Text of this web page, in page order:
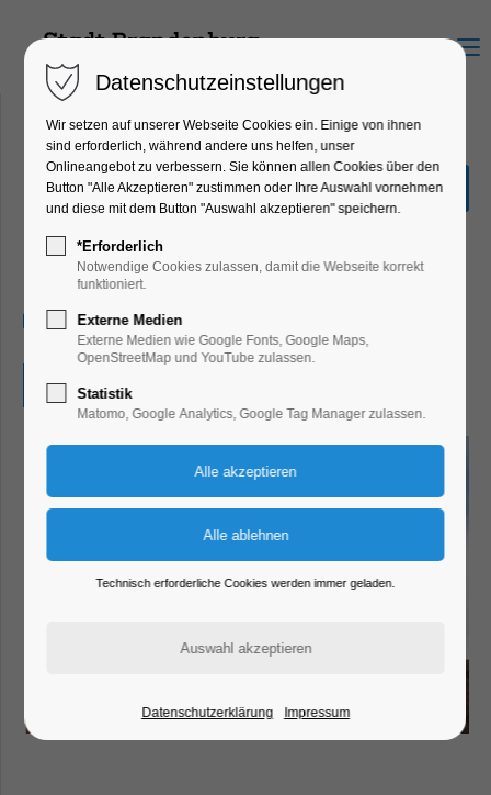
Menu
Meine Heimatstadt -
Brandenburg an der Havel
Bildung, Vortrag, Kinder, Jugend,
Mitmach-Aktion
17.04.2026, 10:00–10:45
Eintritt frei
Datenschutzeinstellungen
Wir setzen auf unserer Webseite Cookies ein. Einige von ihnen
sind erforderlich, während andere uns helfen, unser
Onlineangebot zu verbessern. Sie können allen Cookies über den
Button "Alle Akzeptieren" zustimmen oder Ihre Auswahl vornehmen
und diese mit dem Button "Auswahl akzeptieren" speichern.
*Erforderlich
Notwendige Cookies zulassen, damit die Webseite korrekt
funktioniert.
Externe Medien
Externe Medien wie Google Fonts, Google Maps,
OpenStreetMap und YouTube zulassen.
Statistik
Matomo, Google Analytics, Google Tag Manager zulassen.
Technisch erforderliche Cookies werden immer geladen.
Datenschutzerklärung Impressum